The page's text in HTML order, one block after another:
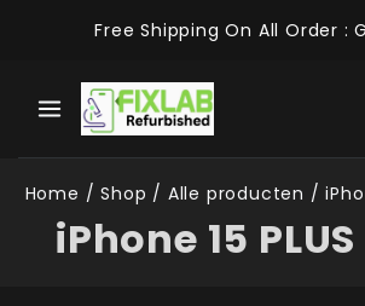
Free Shipping On All Order :
Home / Shop / Alle producten /
iPhone 15 PLUS